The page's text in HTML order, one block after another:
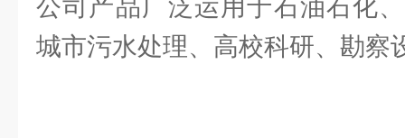
公司产品广泛运用于石油石化
城市污水处理、高校科研、勘察